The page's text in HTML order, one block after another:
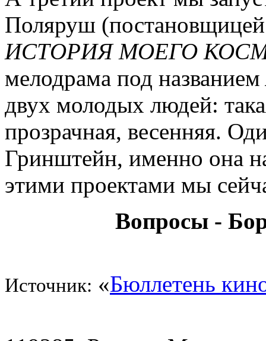
Поляруш
ИСТОРИЯ МОЕГО
мелодрама под названием
двух молодых людей:
прозрачная, весенняя.
Гринштейн, именно она
этими проектами мы
Вопросы -
Источник: «Бюллетень